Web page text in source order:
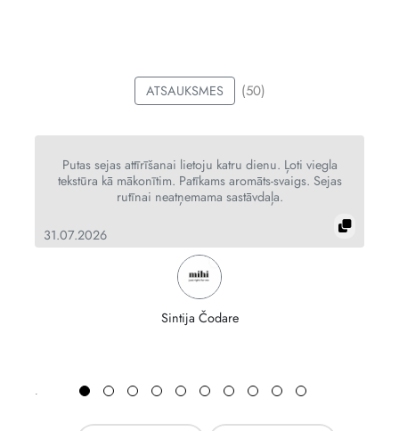
ATSAUKSMES (50)
Putas sejas attīrīšanai lietoju katru dienu. Ļoti viegla
tekstūra kā mākonītim. Patīkams aromāts-svaigs. Sejas
rutīnai neatņemama sastāvdaļa.
31.07.2026
Sintija Čodare